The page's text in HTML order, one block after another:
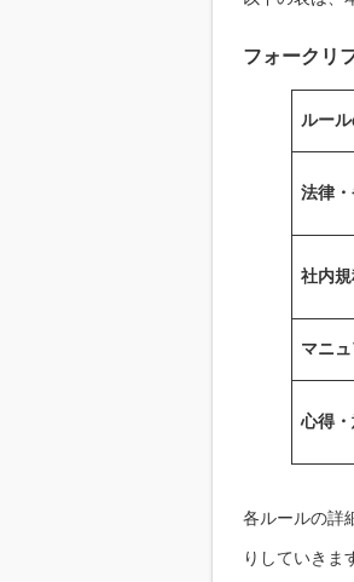
フォークリ
ルー
法律
社内
マニ
心得
各ルールの詳
りしていきま